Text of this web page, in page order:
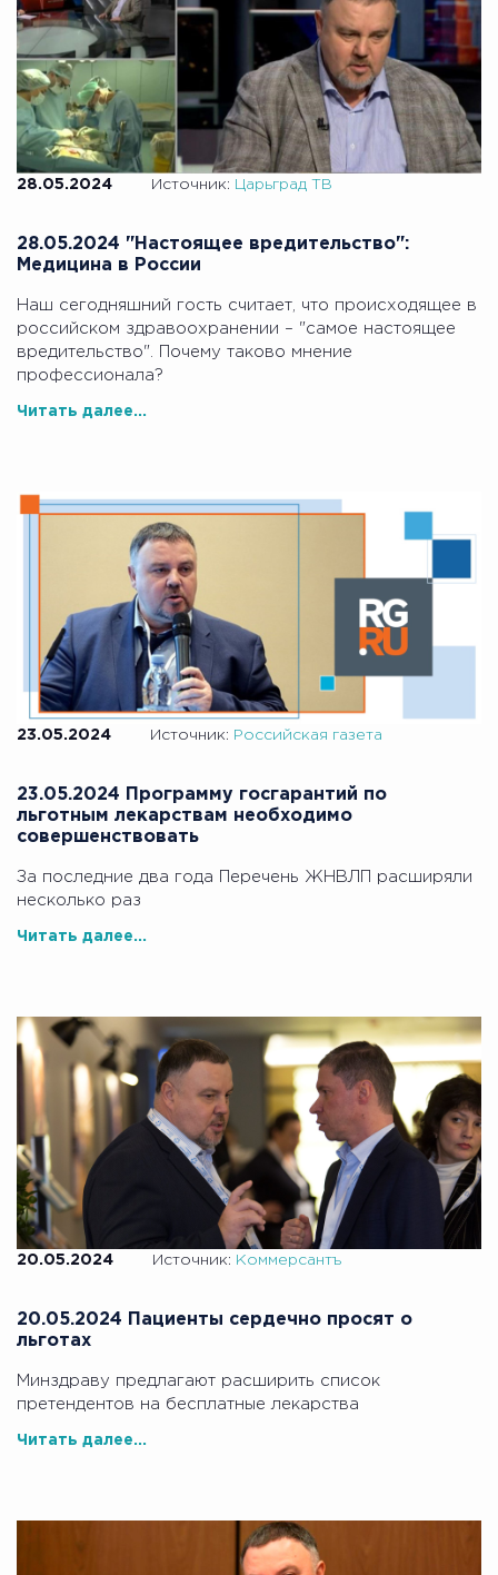
28.05.2024 Источник: Царьград ТВ
28.05.2024 "Настоящее вредительство":
Медицина в России
Наш сегодняшний гость считает, что происходящее в
российском здравоохранении – "самое настоящее
вредительство". Почему таково мнение
профессионала?
Читать далее...
23.05.2024 Источник: Российская газета
23.05.2024 Программу госгарантий по
льготным лекарствам необходимо
совершенствовать
За последние два года Перечень ЖНВЛП расширяли
несколько раз
Читать далее...
20.05.2024 Источник: Коммерсантъ
20.05.2024 Пациенты сердечно просят о
льготах
Минздраву предлагают расширить список
претендентов на бесплатные лекарства
Читать далее...